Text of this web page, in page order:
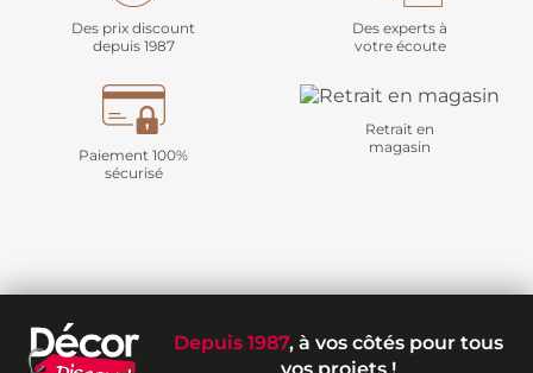
Des prix discount
depuis 1987
Des experts à
votre écoute
Paiement 100%
sécurisé
Retrait en
magasin
Depuis 1987, à vos côtés pour tous